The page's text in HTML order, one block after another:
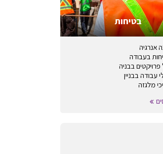
בטיחות
אנרגיה
בעבודה
פרויקטים בבניה
עבודה בבניין
מלגזה